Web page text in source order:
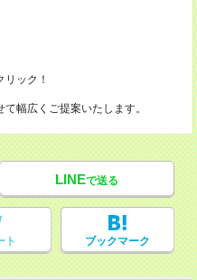
ック！
幅広くご提案いたします。
LINEで送る
ト ブックマーク